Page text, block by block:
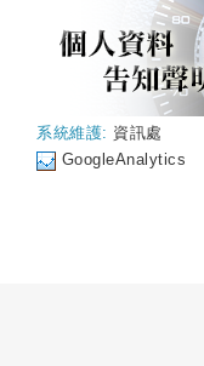
系統維護: 資訊處
GoogleAnalytics